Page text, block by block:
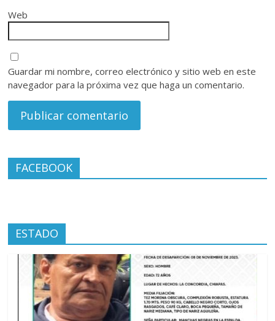
Web
Guardar mi nombre, correo electrónico y sitio web en este
navegador para la próxima vez que haga un comentario.
FACEBOOK
ESTADO